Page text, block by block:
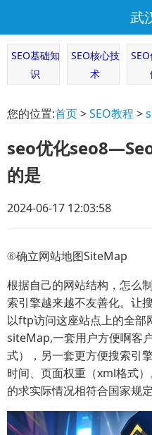
武
SEO基础知
识
SEO核心技
术
您的位置:首页>SEO教程 >
seo优化
的是
2024-06-17 12:03:58
⑥确立网站地图SiteMap
根据自己的网站结构，怎么
索引擎越来越不友善化。让
以ftp访问这座站点上的全部
siteMap,一套用户方便啊客
式），另一套更方便搜索引
时间、页面权重（xml格式
的求实际情况相符合国家规定